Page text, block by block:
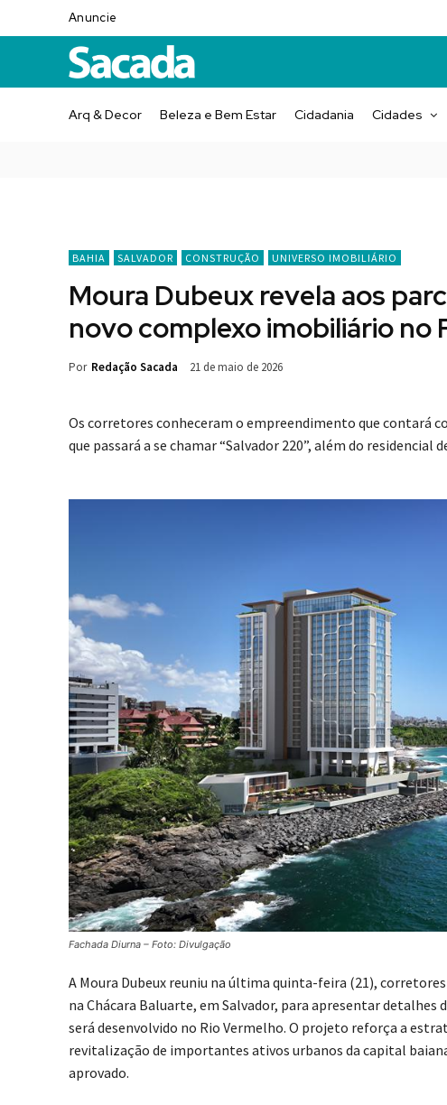
Anuncie
Arq & Decor Beleza e Bem Estar Cidadania Cidades
BAHIA SALVADOR CONSTRUÇÃO UNIVERSO IMOBILIÁRIO
Moura Dubeux revela aos
novo complexo imobiliário no
Por Redação Sacada 21 de maio de 2026
Os corretores conheceram o empreendimento que contará
que passará a se chamar “Salvador 220”, além do residencial
Fachada Diurna – Foto: Divulgação
A Moura Dubeux reuniu na última quinta-feira (21),
na Chácara Baluarte, em Salvador, para apresentar
será desenvolvido no Rio Vermelho. O projeto reforça a
revitalização de importantes ativos urbanos da capital
aprovado.